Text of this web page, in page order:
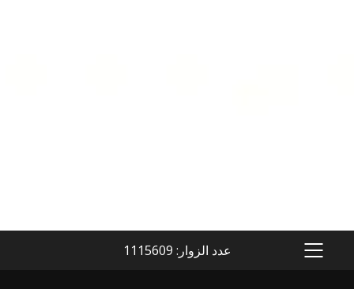
PRIMARY
عدد الزوار: 1115609